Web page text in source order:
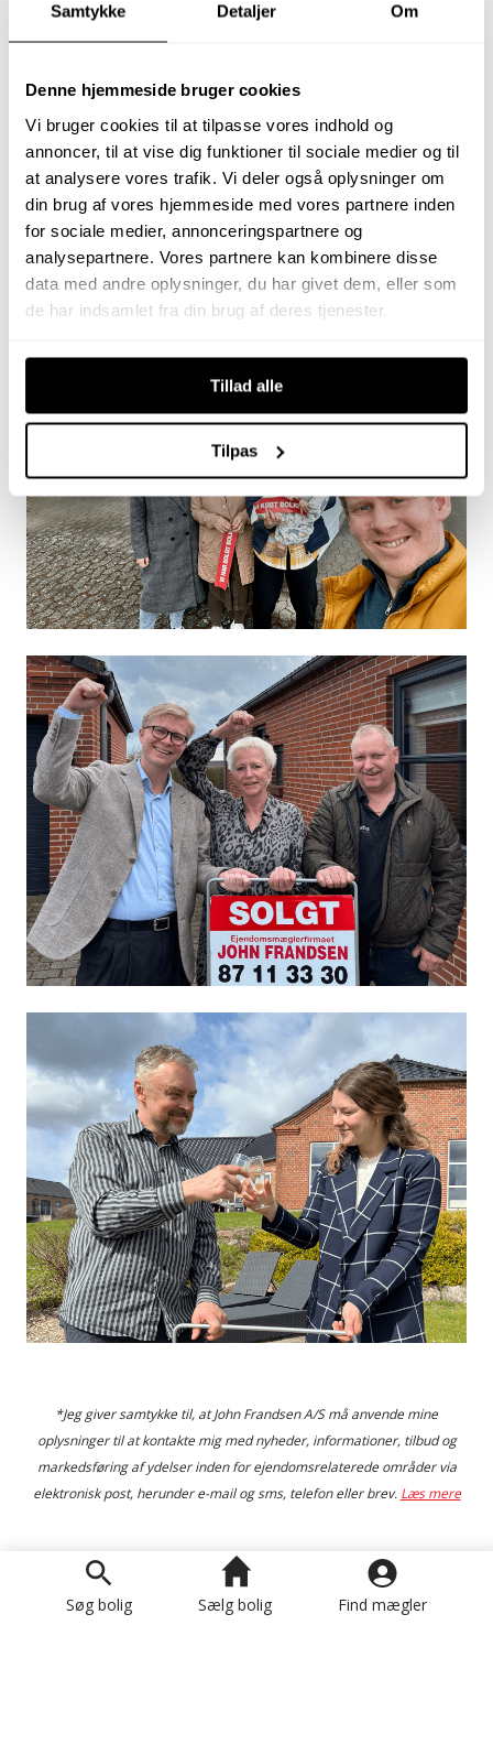
Samtykke Detaljer Om
Denne hjemmeside bruger cookies
Vi bruger cookies til at tilpasse vores indhold og
annoncer, til at vise dig funktioner til sociale medier og til
at analysere vores trafik. Vi deler også oplysninger om
din brug af vores hjemmeside med vores partnere inden
for sociale medier, annonceringspartnere og
analysepartnere. Vores partnere kan kombinere disse
data med andre oplysninger, du har givet dem, eller som
de har indsamlet fra din brug af deres tjenester.
Tillad alle
Tilpas
Søg bolig Sælg bolig Find mægler
John Frandsen Silkeborg
Borgergade 64 st. tv., 8600 Silkeborg
87 11 33 30
silkeborg@johnfrandsen.dk
Skal vi også hjælpe dig i mål med dit
boligsalg?
*Jeg giver samtykke til, at John Frandsen A/S må anvende mine
oplysninger til at kontakte mig med nyheder, informationer, tilbud og
markedsføring af ydelser inden for ejendomsrelaterede områder via
elektronisk post, herunder e-mail og sms, telefon eller brev. Læs mere
Om John Frandsen A/S